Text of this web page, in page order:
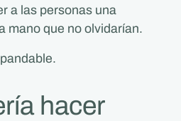
a las personas una
mano que no olvidarían.
hacer